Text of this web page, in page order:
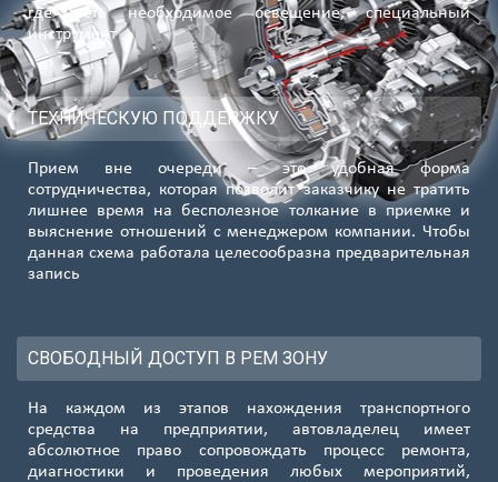
где есть необходимое освещение, специальный
инструмент
ТЕХНИЧЕСКУЮ ПОДДЕРЖКУ
Прием вне очереди – это удобная форма
сотрудничества, которая позволит заказчику не тратить
лишнее время на бесполезное толкание в приемке и
выяснение отношений с менеджером компании. Чтобы
данная схема работала целесообразна предварительная
запись
СВОБОДНЫЙ ДОСТУП В РЕМ ЗОНУ
На каждом из этапов нахождения транспортного
средства на предприятии, автовладелец имеет
абсолютное право сопровождать процесс ремонта,
диагностики и проведения любых мероприятий,